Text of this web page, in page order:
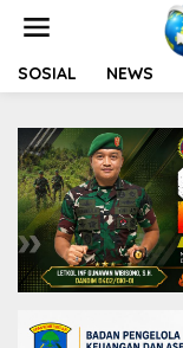
t
SOSIAL NEWS